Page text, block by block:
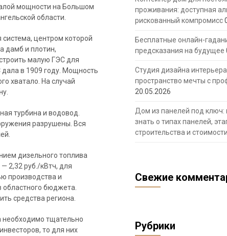
мощности на Большом
области.
центром которой
дамб и плотин,
малую ГЭС для
в 1909 году. Мощность
хватало. На случай
турбина и водовод.
разрушены. Вся
дизельного топлива
2,32 руб./кВтч, для
производства и
бюджета.
средства региона.
необходимо тщательно
то для них
проживания: доступная
рискованный компромисс
Бесплатные онлайн-
предсказания на будущее
Студия дизайна
пространство мечты с
20.05.2026
Дом из панелей под ключ:
знать о типах панелей,
строительства и стоимости
Свежие
Рубрики